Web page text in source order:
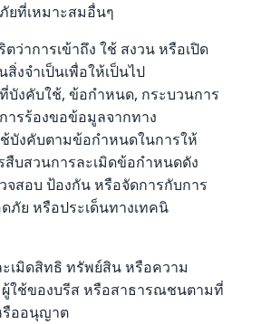
ยที่เหมาะสมอื่นๆ
ตว่าการเข้าถึง ใช้ สงวน หรือเปิด
สิ่งจำเป็นเพื่อให้เป็นไป
บังคับใช้, ข้อกำหนด, กระบวนการ
รร้องขอข้อมูลจากทาง
ช้บังคับตามข้อกำหนดในการให้
สืบสวนการละเมิดข้อกำหนดดัง
จสอบ ป้องกัน หรือจัดการกับการ
ภัย หรือประเด็นทางเทคนิ
เมิดสิทธิ ทรัพย์สิน หรือความ
ใช้ของบรีส หรือสาธารณชนตามที่
ออนุญาต